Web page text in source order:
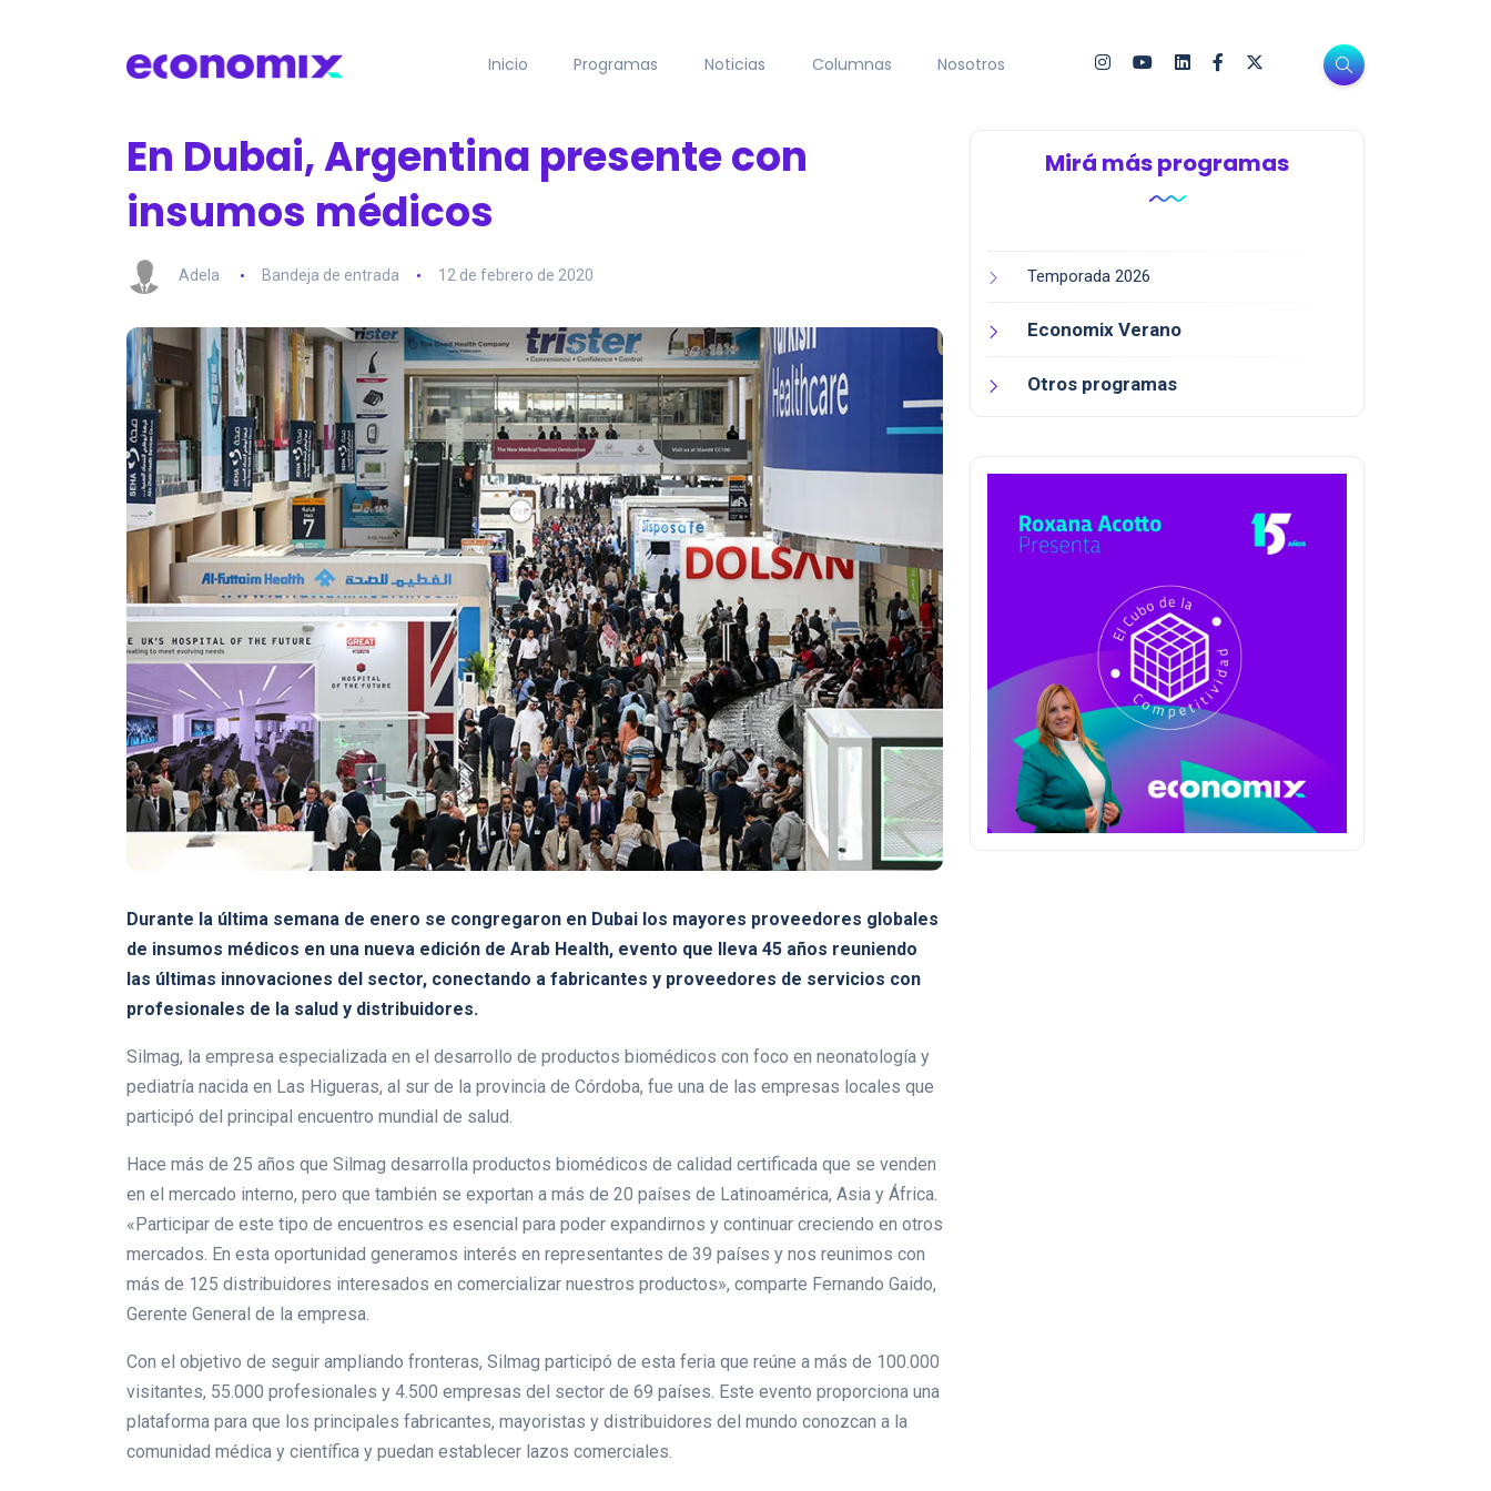
Inicio Programas Noticias Columnas Nosotros
En Dubai, Argentina presente con
insumos médicos
Adela Bandeja de entrada 12 de febrero de 2020
Durante la última semana de enero se congregaron en Dubai los mayores proveedores globales
de insumos médicos en una nueva edición de Arab Health, evento que lleva 45 años reuniendo
las últimas innovaciones del sector, conectando a fabricantes y proveedores de servicios con
profesionales de la salud y distribuidores.
Silmag, la empresa especializada en el desarrollo de productos biomédicos con foco en neonatología y
pediatría nacida en Las Higueras, al sur de la provincia de Córdoba, fue una de las empresas locales que
participó del principal encuentro mundial de salud.
Hace más de 25 años que Silmag desarrolla productos biomédicos de calidad certificada que se venden
en el mercado interno, pero que también se exportan a más de 20 países de Latinoamérica, Asia y África.
«Participar de este tipo de encuentros es esencial para poder expandirnos y continuar creciendo en otros
mercados. En esta oportunidad generamos interés en representantes de 39 países y nos reunimos con
más de 125 distribuidores interesados en comercializar nuestros productos», comparte Fernando Gaido,
Gerente General de la empresa.
Con el objetivo de seguir ampliando fronteras, Silmag participó de esta feria que reúne a más de 100.000
visitantes, 55.000 profesionales y 4.500 empresas del sector de 69 países. Este evento proporciona una
plataforma para que los principales fabricantes, mayoristas y distribuidores del mundo conozcan a la
comunidad médica y científica y puedan establecer lazos comerciales.
Mirá más programas
Temporada 2026
Economix Verano
Otros programas